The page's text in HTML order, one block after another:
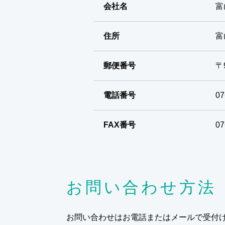
会社名 富
住所 富
郵便番号
電話番号
FAX番号
お問い合わせ方法
お問い合わせはお電話またはメールで受付